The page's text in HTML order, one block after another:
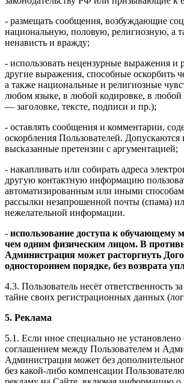
- размещать сообщения, возбуждающие
национальную, половую, религиозную, а
ненависть и вражду;
- использовать нецензурные выражения и
другие выражения, способные оскорбить
а также национальные и религиозные
любом языке, в любой кодировке, в любой
— заголовке, тексте, подписи и пр.);
- оставлять сообщения и комментарии,
оскорбления Пользователей. Допускаются
высказанные претензии с аргументацией;
- накапливать или собирать адреса
другую контактную информацию
автоматизированным или иными
рассылки незапрошенной почты (спама)
нежелательной информации.
- использование доступа к обучающему
чем одним физическим лицом. В
Администрация может расторгнуть
одностороннем порядке, без возврата
4.3. Пользователь несёт ответственность
тайне своих регистрационных данных
5. Реклама
5.1. Если иное специально не
соглашением между Пользователем и
Администрация может без
без какой-либо компенсации